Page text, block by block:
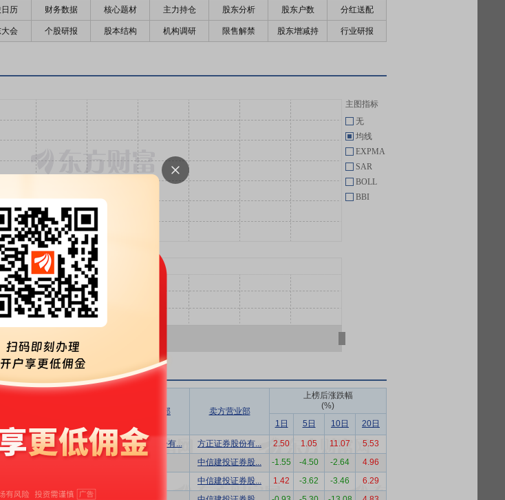
历 财务数据 核心题材 主力持仓 股东分析 股东户数 分红送配
大会 个股研报 股本结构 机构调研 限售解禁 股东增减持 行业研报
主图指标
无
均线
EXPMA
SAR
BOLL
BBI
买方营业部 卖方营业部
上榜后涨跌幅
(%)
1日
5日 10日 20日
47.00 356.73 0.14% 华宝证券股份有... 方正证券股份有... 2.50 1.05 11.07
5.53
中信建投证券股... -1.55 -4.50 -2.64
4.96
中信建投证券股... 1.42 -3.62 -3.46
6.29